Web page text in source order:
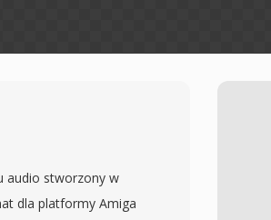
audio stworzony w
dla platformy Amiga